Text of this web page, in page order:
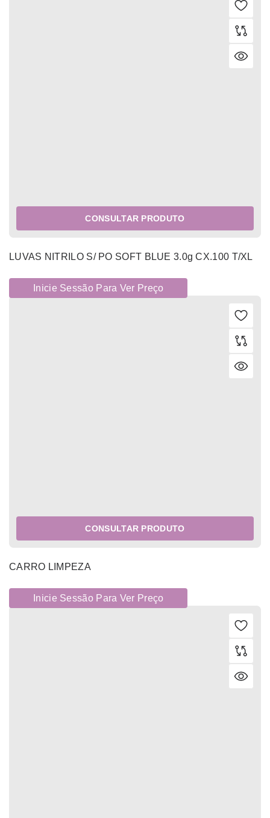
CONSULTAR PRODUTO
LUVAS NITRILO S/ PO SOFT BLUE 3.0g CX.100 T/XL
Inicie Sessão Para Ver Preço
CONSULTAR PRODUTO
CARRO LIMPEZA
Inicie Sessão Para Ver Preço